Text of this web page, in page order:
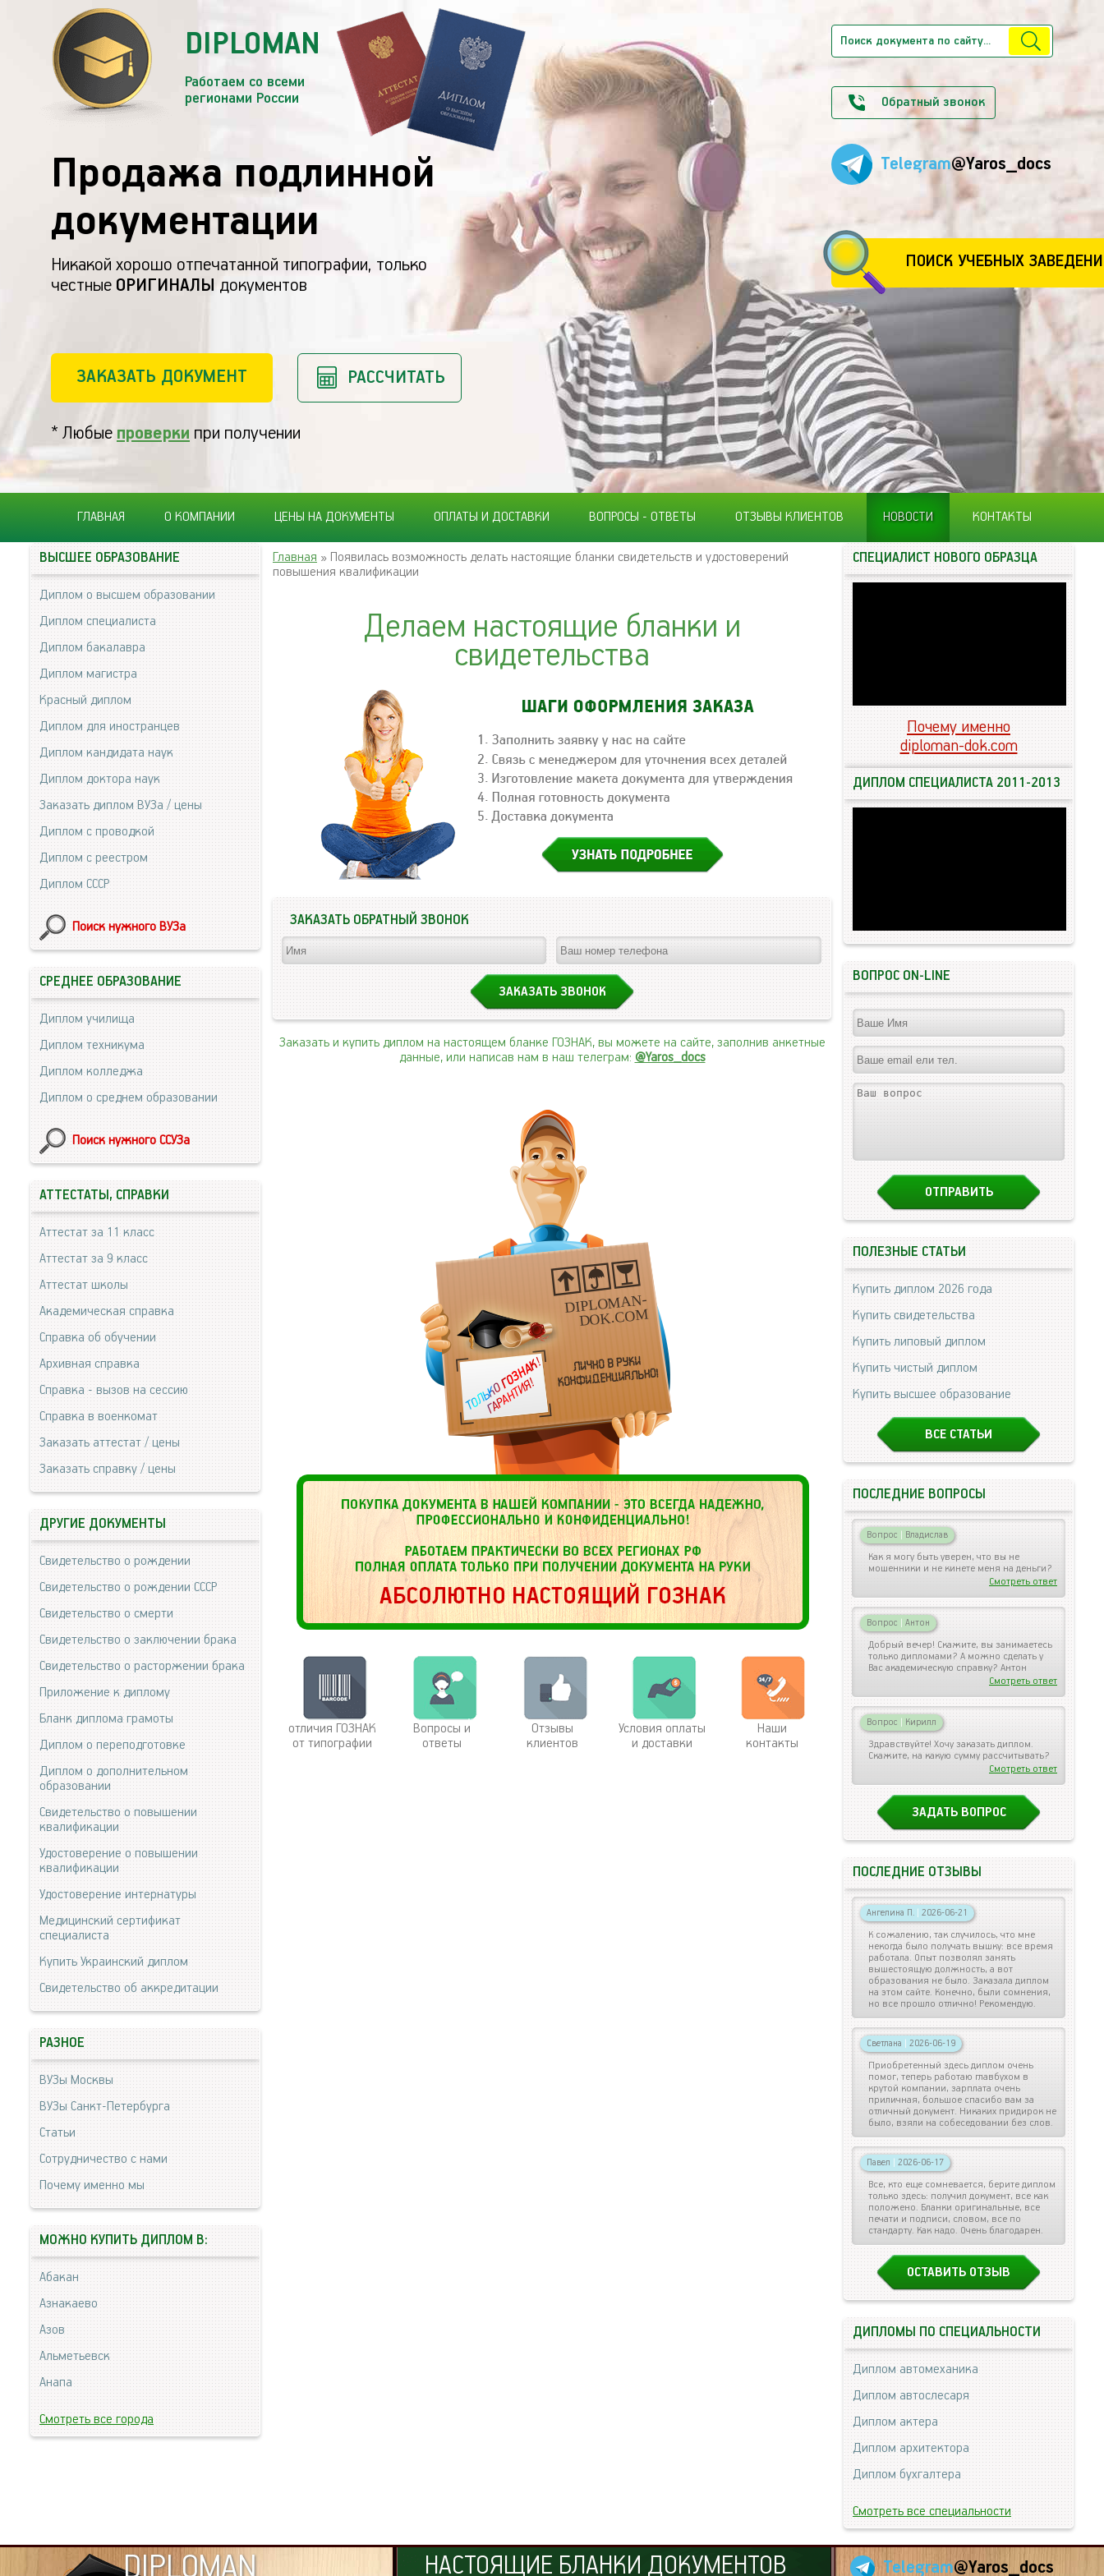
DIPLOMAN
Работаем со всеми
регионами России
Продажа подлинной
документации
Никакой хорошо отпечатанной типографии, только
честные ОРИГИНАЛЫ документов
ЗАКАЗАТЬ ДОКУМЕНТ РАССЧИТАТЬ
* Любые проверки при получении
Обратный звонок
Telegram@Yaros_docs
ПОИСК УЧЕБНЫХ
ГЛАВНАЯ О КОМПАНИИ ЦЕНЫ НА ДОКУМЕНТЫ ОПЛАТЫ И ДОСТАВКИ ВОПРОСЫ - ОТВЕТЫ ОТЗЫВЫ КЛИЕНТОВ НОВОСТИ КОНТАКТЫ
Главная » Появилась возможность делать настоящие бланки свидетельств и удостоверений
повышения квалификации
Делаем настоящие бланки и
свидетельства
ЗАКАЗАТЬ ОБРАТНЫЙ ЗВОНОК
Заказать и купить диплом на настоящем бланке ГОЗНАК, вы можете на сайте, заполнив анкетные
данные, или написав нам в наш телеграм: @Yaros_docs
DIPLOMAN-
DOK.COM
отличия ГОЗНАК
от типографии
Вопросы и
ответы
Отзывы
клиентов
Условия оплаты
и доставки
Наши
контакты
ВЫСШЕЕ ОБРАЗОВАНИЕ
Диплом о высшем образовании
Диплом специалиста
Диплом бакалавра
Диплом магистра
Красный диплом
Диплом для иностранцев
Диплом кандидата наук
Диплом доктора наук
Заказать диплом ВУЗа / цены
Диплом с проводкой
Диплом с реестром
Диплом СССР
Поиск нужного ВУЗа
СРЕДНЕЕ ОБРАЗОВАНИЕ
Диплом училища
Диплом техникума
Диплом колледжа
Диплом о среднем образовании
Поиск нужного ССУЗа
АТТЕСТАТЫ, СПРАВКИ
Аттестат за 11 класс
Аттестат за 9 класс
Аттестат школы
Академическая справка
Справка об обучении
Архивная справка
Справка - вызов на сессию
Справка в военкомат
Заказать аттестат / цены
Заказать справку / цены
ДРУГИЕ ДОКУМЕНТЫ
Свидетельство о рождении
Свидетельство о рождении СССР
Свидетельство о смерти
Свидетельство о заключении брака
Свидетельство о расторжении брака
Приложение к диплому
Бланк диплома грамоты
Диплом о переподготовке
Диплом о дополнительном
образовании
Свидетельство о повышении
квалификации
Удостоверение о повышении
квалификации
Удостоверение интернатуры
Медицинский сертификат
специалиста
Купить Украинский диплом
Свидетельство об аккредитации
РАЗНОЕ
ВУЗы Москвы
ВУЗы Санкт-Петербурга
Статьи
Сотрудничество с нами
Почему именно мы
МОЖНО КУПИТЬ ДИПЛОМ В:
Абакан
Азнакаево
Азов
Альметьевск
Анапа
Смотреть все города
СПЕЦИАЛИСТ НОВОГО ОБРАЗЦА
Почему именно
diploman-dok.com
ДИПЛОМ СПЕЦИАЛИСТА 2011-2013
ВОПРОС ON-LINE
ПОЛЕЗНЫЕ СТАТЬИ
Купить диплом 2026 года
Купить свидетельства
Купить липовый диплом
Купить чистый диплом
Купить высшее образование
ВСЕ СТАТЬИ
ПОСЛЕДНИЕ ВОПРОСЫ
Вопрос | Владислав
Как я могу быть уверен, что вы не
мошенники и не кинете меня на деньги?
Смотреть ответ
Вопрос | Антон
Добрый вечер! Скажите, вы занимаетесь
только дипломами? А можно сделать у
Вас академическую справку? Антон
Смотреть ответ
Вопрос | Кирилл
Здравствуйте! Хочу заказать диплом.
Скажите, на какую сумму рассчитывать?
Смотреть ответ
ЗАДАТЬ ВОПРОС
ПОСЛЕДНИЕ ОТЗЫВЫ
Ангелина П. | 2026-06-21
К сожалению, так случилось, что мне
некогда было получать вышку: все время
работала. Опыт позволял занять
вышестоящую должность, а вот
образования не было. Заказала диплом
на этом сайте. Конечно, были сомнения,
но все прошло отлично! Рекомендую.
Светлана | 2026-06-19
Приобретенный здесь диплом очень
помог, теперь работаю главбухом в
крутой компании, зарплата очень
приличная, большое спасибо вам за
отличный документ. Никаких придирок не
было, взяли на собеседовании без слов.
Павел | 2026-06-17
Все, кто еще сомневается, берите диплом
только здесь: получил документ, все как
положено. Бланки оригинальные, все
печати и подписи, словом, все по
стандарту. Как надо. Очень благодарен.
ОСТАВИТЬ ОТЗЫВ
ДИПЛОМЫ ПО СПЕЦИАЛЬНОСТИ
Диплом автомеханика
Диплом автослесаря
Диплом актера
Диплом архитектора
Диплом бухгалтера
Смотреть все специальности
DIPLOMAN НАСТОЯЩИЕ БЛАНКИ ДОКУМЕНТОВ Telegram@Yaros_docs